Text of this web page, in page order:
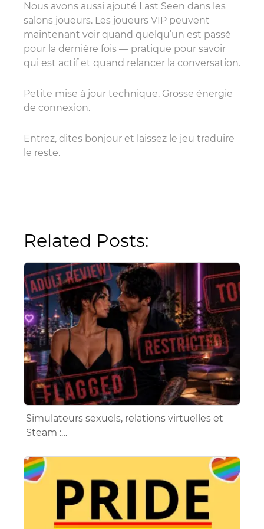
Nous avons aussi ajouté Last Seen dans les
salons joueurs. Les joueurs VIP peuvent
maintenant voir quand quelqu’un est passé
pour la dernière fois — pratique pour savoir
qui est actif et quand relancer la conversation.
Petite mise à jour technique. Grosse énergie
de connexion.
Entrez, dites bonjour et laissez le jeu traduire
le reste.
Related Posts:
Simulateurs sexuels, relations virtuelles et
Steam :…